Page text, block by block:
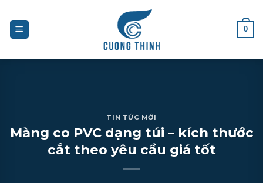
content
0
TIN TỨC MỚI
Màng co PVC dạng túi – kích thước
cắt theo yêu cầu giá tốt